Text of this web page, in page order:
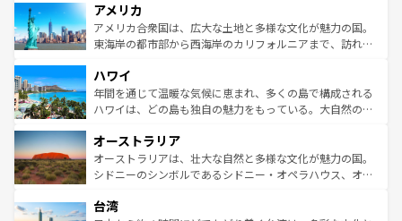
ンツ一覧を参照してほしい。
の建物がそのまま残る町や、スイスならではのユニークな
博物館もあり、アルプス観光だけでなく町歩きも満喫する
ことができる。国民の所得が高いため物価も高いが、旅行
ば市内交通費無料で観光を楽しむこともできる。 なお、新
着のスイス情報はコンテンツ一覧 を参照してほしい。
アメリカ
アメリカ合衆国は、広大な土地と多様な文化が魅力の国。
東海岸の都市部から西海岸のカリフォルニアまで、訪れる
のような巨大都市は、観光、ショッピング、エンターテイ
ンメントが詰まった刺激的なスポットだ。一方、アメリカ
西部には大自然が広がり、グランドキャニオンやイエロー
部のニューオーリンズでは、音楽と美食が融合した独特の
文化が魅力。旅行者はアメリカの各地域で異なる魅力を楽
しみながら、その多様性と豊かな歴史を感じることができ
ならではの贅沢な旅のスタイルだ。 なお、新着のアメリカ
ハワイ
年間を通じて温暖な気候に恵まれ、多くの島で構成される
ハワイは、どの島も独自の魅力をもっている。大自然の神
ワイ島は見逃せない。また、定番の観光地といえばオアフ
島だが、静かな自然を求めるならマウイ島やカウアイ島が
おすすめ。エメラルドグリーンに輝く海をはじめ、豊かな
れるおもてなしの心で訪れる人々を迎えてくれるハワイの
オーストラリア
オーストラリアは、壮大な自然と多様な文化が魅力の国。
シドニーのシンボルであるシドニー・オペラハウス、オー
リアリーフや大陸中央部にそびえるウルル（エアーズロッ
台湾